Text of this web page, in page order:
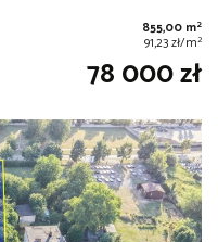
855,00 m2
91,23 zł/m2
78 000 zł